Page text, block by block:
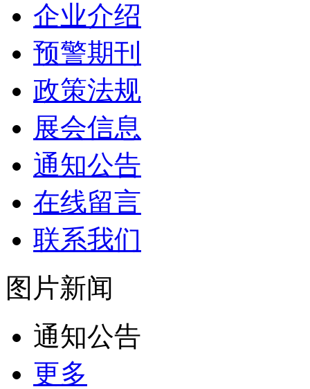
企业介绍
预警期刊
政策法规
展会信息
通知公告
在线留言
联系我们
图片新闻
通知公告
更多